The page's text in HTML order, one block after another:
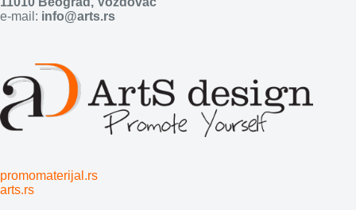
e-mail: info@arts.rs
promomaterijal.rs
arts.rs